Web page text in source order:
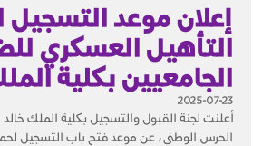
إعلان موعد التسجيل
التأهيل العسكري
الجامعيين بكلية
2025-07-23
أعلنت لجنة القبول والتسجيل بكلية الملك خالد
الحرس الوطني، عن موعد فتح باب التسجيل